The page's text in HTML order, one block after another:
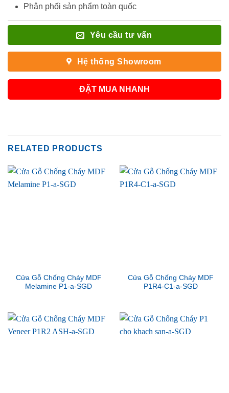
Phân phối sản phẩm toàn quốc
Yêu cầu tư vấn
Hệ thống Showroom
ĐẶT MUA NHANH
RELATED PRODUCTS
Cửa Gỗ Chống Cháy MDF
Melamine P1-a-SGD
Cửa Gỗ Chống Cháy MDF
P1R4-C1-a-SGD